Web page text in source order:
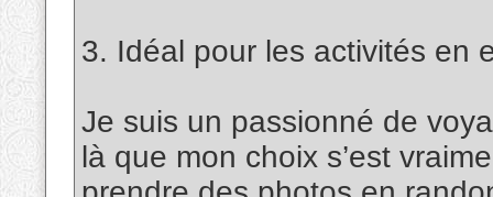
3. Idéal pour les activités en
Je suis un passionné de
là que mon choix s’est